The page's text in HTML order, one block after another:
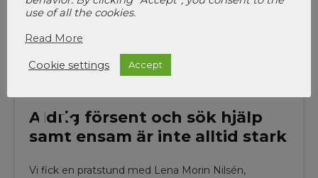
Föreläsare,Talare
13
Aldrig försent och sök hjälp
samt ensam är inte alltid stark
Vi fick en pratstund med Lena Morin Nilsén,
use of all the cookies.
Read More
Cookie settings Accept